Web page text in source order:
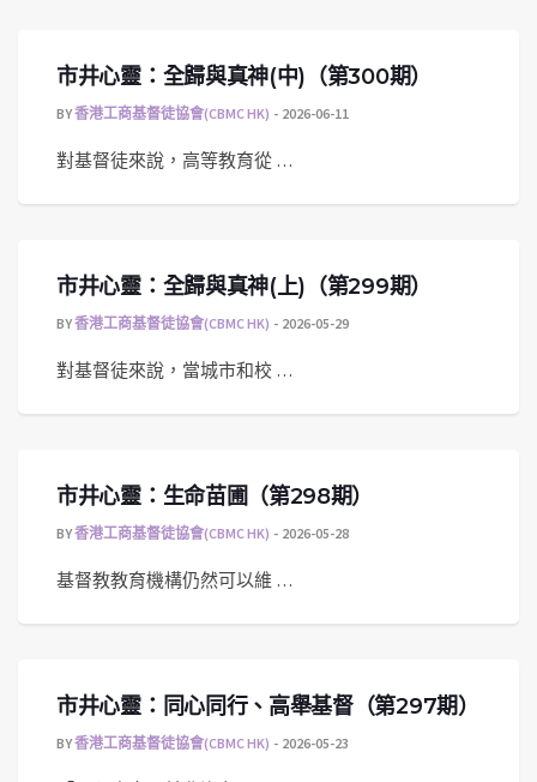
市井心靈：全歸與真神(中)（第300期）
BY香港工商基督徒協會(CBMC HK) 2026-06-11
對基督徒來說，高等教育從 …
市井心靈：全歸與真神(上)（第299期）
BY香港工商基督徒協會(CBMC HK) 2026-05-29
對基督徒來說，當城市和校 …
市井心靈：生命苗圃（第298期）
BY香港工商基督徒協會(CBMC HK) 2026-05-28
基督教教育機構仍然可以維 …
市井心靈：同心同行、高舉基督（第297期）
BY香港工商基督徒協會(CBMC HK) 2026-05-23